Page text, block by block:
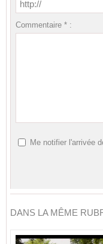
Commentaire * :
Me notifier l'arrivée
DANS LA MÊME